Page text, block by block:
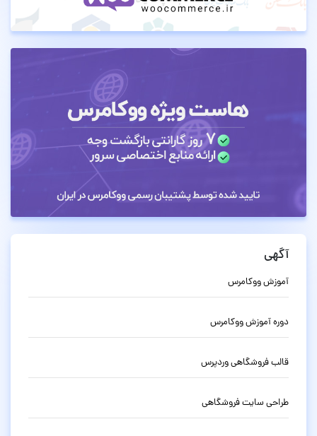
آگهی
آموزش ووکامرس
دوره آموزش ووکامرس
قالب فروشگاهی وردپرس
طراحی سایت فروشگاهی